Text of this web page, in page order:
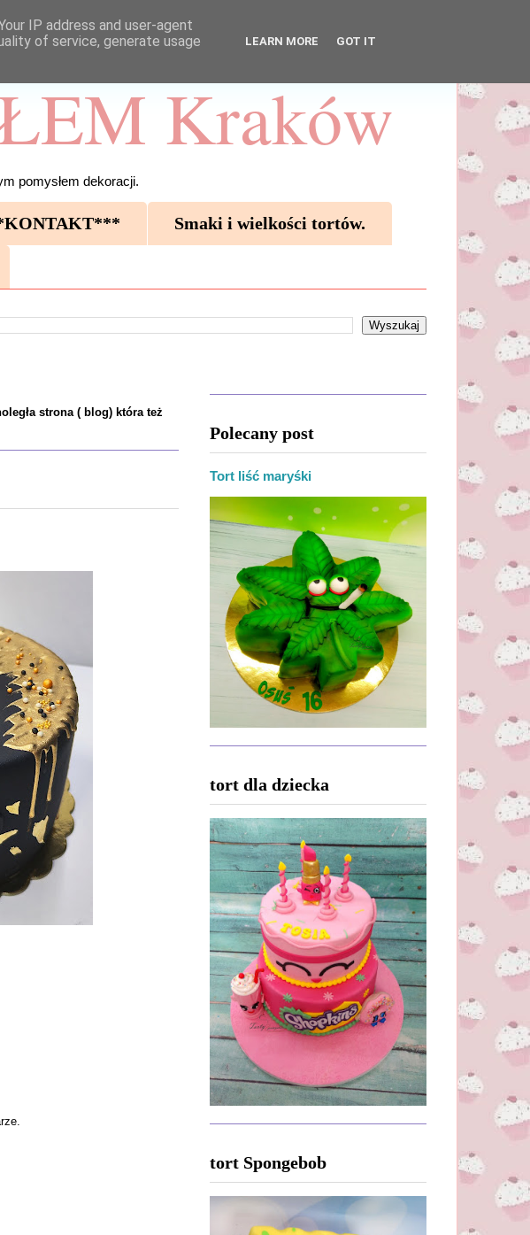
Kraków
pomysłem dekoracji.
Smaki i wielkości tortów.
strona ( blog) która też
Polecany post
Tort liść maryśki
tort dla dziecka
tort Spongebob
IP address and user-agent
of service, generate usage
LEARN MORE GOT IT